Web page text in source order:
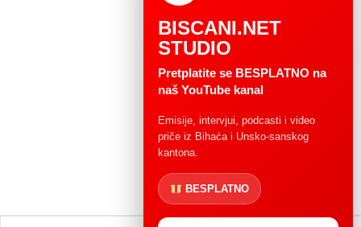
BISCANI.NET
STUDIO
Pretplatite se BESPLATNO na
naš YouTube kanal
Emisije, intervjui, podcasti i video
priče iz Bihaća i Unsko-sanskog
kantona.
BESPLATNO